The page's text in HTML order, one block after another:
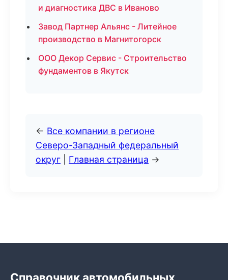
и диагностика ДВС в Иваново
Завод Партнер Альянс - Литейное
производство в Магнитогорск
ООО Декор Сервис - Строительство
фундаментов в Якутск
← Все компании в регионе
Северо-Западный федеральный
округ
Главная страница →
Справочник автомобильных